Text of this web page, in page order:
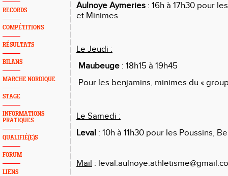
RECORDS
COMPÉTITIONS
RÉSULTATS
BILANS
MARCHE NORDIQUE
STAGE
INFORMATIONS
PRATIQUES
QUALIFIÉ(E)S
FORUM
LIENS
Aulnoye Aymeries : 16h à 17h30 pour
et Minimes
Le Jeudi :
Maubeuge : 18h15 à 19h45
Pour les benjamins, minimes du «
Le Samedi :
Leval : 10h à 11h30 pour les Poussins,
Mail :